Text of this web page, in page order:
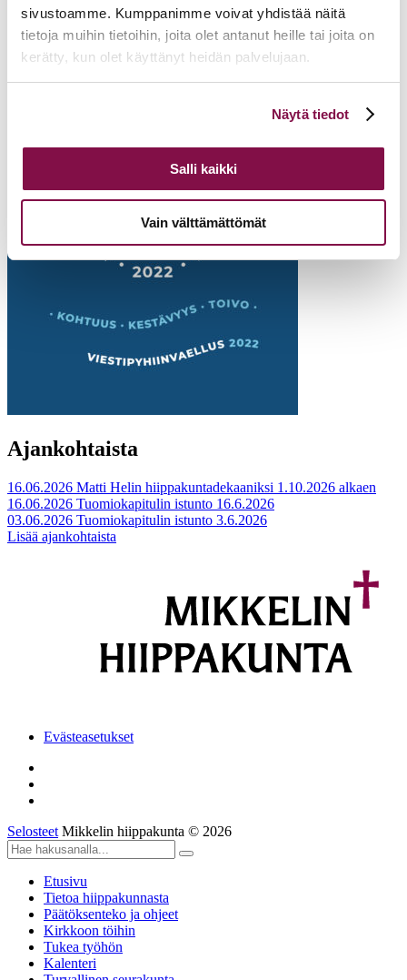
sivustoamme. Kumppanimme voivat yhdistää näitä
tietoja muihin tietoihin, joita olet antanut heille tai joita on
kerätty, kun olet käyttänyt heidän palvelujaan.
linkistä.
Näytä tiedot
Salli kaikki
Vain välttämättömät
Yle lähettää iltahartaudet Viestipyhiinvaelluksen varrelta
keskiviikkoiltaisin 25.5.2022 alkaen sekä Pyhiinvaelluskirkon
12.6.2022 Pyhän Olavin kirkosta Tainionvirran seurakunnasta.
Reitin varrella vietettävät messut ja hartaushetket ovat kaikille
Ajankohtaista
16.06.2026 Matti Helin hiippakuntadekaaniksi 1.10.2026 alkaen
16.06.2026 Tuomiokapitulin istunto 16.6.2026
03.06.2026 Tuomiokapitulin istunto 3.6.2026
Lisää ajankohtaista
Evästeasetukset
Selosteet Mikkelin hiippakunta © 2026
Etusivu
Tietoa hiippakunnasta
Päätöksenteko ja ohjeet
Kirkkoon töihin
Tukea työhön
Kalenteri